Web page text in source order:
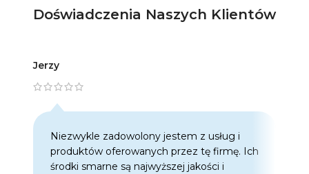
Doświadczenia Naszych Klientów
Jerzy
Niezwykle zadowolony jestem z usług i
produktów oferowanych przez tę firmę. Ich
środki smarne są najwyższej jakości i